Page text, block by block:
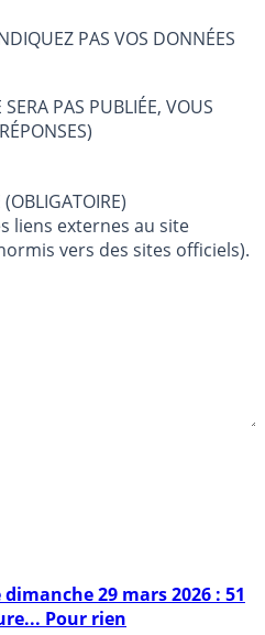
PAS VOS DONNÉES
PAS PUBLIÉE, VOUS
TEXTE DE VOTRE MESSAGE (OBLIGATOIRE)
liens externes au site
vers des sites officiels).
29 mars 2026 : 51